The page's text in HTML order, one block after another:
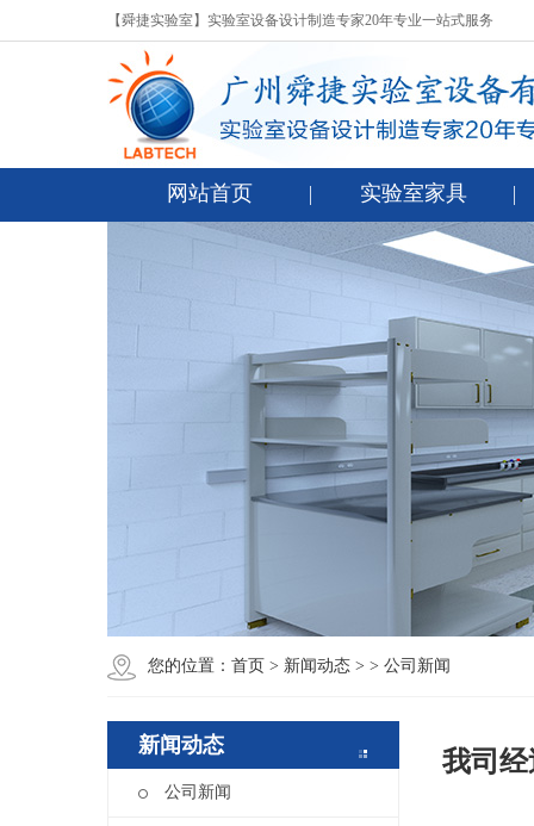
【舜捷实验室】实验室设备设计制造专家20年专业一站式服务
网站首页 实验室家具
您的位置： 首页 > 新闻动态 > > 公司新闻
新闻动态
公司新闻
我司